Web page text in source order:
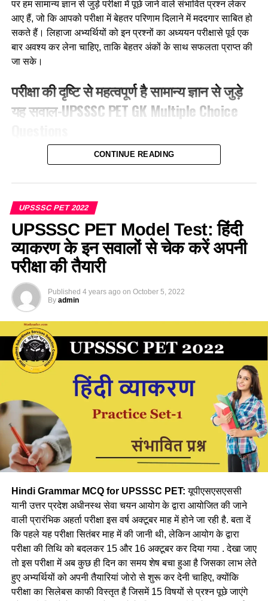
Ans-4
Q.4 रोग विज्ञान का अध्ययन कहलाता है
1. पैथोलॉजी
2. लिमनोलॉजी
3. पेलियोबोटनी
2. हिस्टोलॉजी
3. फाइकोलॉजी
4. डेन्ड्रोलॉजी
Ans-1
Q.6 पुष्प विज्ञान की शाखा है?
2. पोमोलॉजी
3. पेडोलॉजी
4. सूक्ष्मजैविकी
Q.7 किसी पौधे के किस भाग में मेसोफाइल कोशिकाएं (mesophyll
cells) पाई जाती हैं?
1. पत्ती
2. बीज
पर हम सामान्य ज्ञान से जुड़े परीक्षा में पूछे जाने वाले संभावित प्रश्न लेकर
आए हैं, जो कि आपको परीक्षा में बेहतर परिणाम दिलाने में मददगार साबित हो
सकते हैं। लिहाजा अभ्यर्थियों को इन प्रश्नों का अध्ययन परीक्षासे पूर्व एक
बार अवश्य कर लेना चाहिए, ताकि बेहतर अंकों के साथ सफलता प्राप्त की
जा सके।
परीक्षा की दृष्टि से महत्वपूर्ण है सामान्य ज्ञान से जुड़े
यह सवाल-UPSSSC PET GK Multiple Choice
1. बाजार विनियम प्रणाली आरंभ की थी?
B. बलबन
C. अलाउद्दीन खिलजी द्वारा
D. इनमे से कोई नहीं
Ans- C
2. किसे भारत का तोता कहां जाता हैं?
A. कबीर
B. तुलसीदास
D. इनमे से कोई नहीं
Ans- C
3. भारत में चमडे की प्रतीक मुद्रा किसने प्रारंभ की?
A. मुहम्मद बिन तुगलक
B. अलाउदीन खिलजी
C. इल्तुतमिश
D. इनमे से कोई नहीं
CONTINUE READING
UPSSSC PET 2022
UPSSSC PET Model Test: हिंदी
व्याकरण के इन सवालों से चेक करें अपनी
परीक्षा की तैयारी
Published 4 years ago on October 5, 2022
By admin
Hindi Grammar MCQ for UPSSSC PET:यूपीएसएसएससी
यानी उत्तर प्रदेश अधीनस्थ सेवा चयन आयोग के द्वारा आयोजित की जाने
वाली प्रारंभिक अहर्ता परीक्षा इस वर्ष अक्टूबर माह में होने जा रही है. बता दें
कि पहले यह परीक्षा सितंबर माह में की जानी थी, लेकिन आयोग के द्वारा
परीक्षा की तिथि को बदलकर 15 और 16 अक्टूबर कर दिया गया . देखा जाए
तो इस परीक्षा में अब कुछ ही दिन का समय शेष बचा हुआ है जिसका लाभ लेते
हुए अभ्यर्थियों को अपनी तैयारियां जोरो से शुरू कर देनी चाहिए, क्योंकि
परीक्षा का सिलेबस काफी विस्तृत है जिसमें 15 विषयों से प्रश्न पूछे जाएंगे